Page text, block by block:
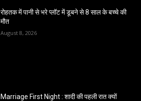
रोहतक में पानी से भरे प्लॉट में डूबने से 8 साल के बच्चे की
मौत
August 8, 2026
Marriage First Night : शादी की पहली रात क्यों